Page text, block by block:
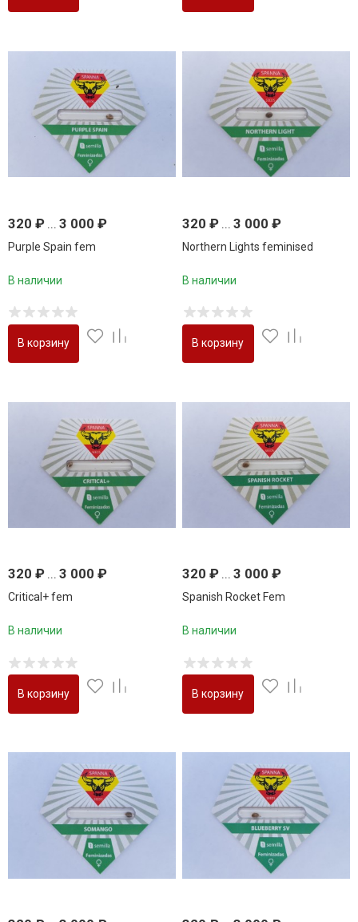
320 ₽ ... 3 000 ₽
Purple Spain fem
В наличии
В корзину
320₽ ... 3 000₽
Northern Lights feminised
В наличии
В корзину
320 ₽ ... 3 000 ₽
Сritical+ fem
В наличии
В корзину
320₽ ... 3 000₽
Spanish Rocket Fem
В наличии
В корзину